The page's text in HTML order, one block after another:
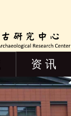
资 讯